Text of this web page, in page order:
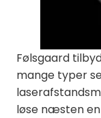
Følsgaard
mange typer
løse næsten